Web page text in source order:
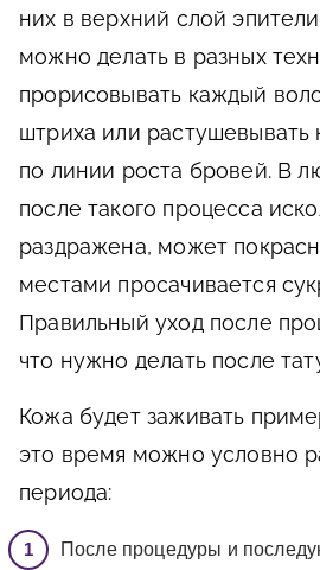
них в верхний слой
можно делать в разных
прорисовывать каждый
штриха или растушевывать
по линии роста бровей. В
после такого процесса
раздражена, может
местами просачивается
Правильный уход после
что нужно делать после
Кожа будет заживать
это время можно условно
периода:
После процедуры и